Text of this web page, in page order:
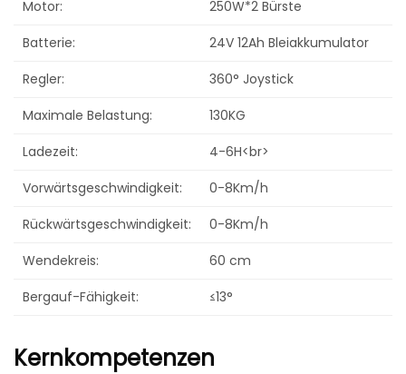
Motor:
250W*2 Bürste
Batterie:
24V 12Ah Bleiakkumulator
Regler:
360° Joystick
Maximale Belastung:
130KG
Ladezeit:
4-6H<br>
Vorwärtsgeschwindigkeit:
0-8Km/h
Rückwärtsgeschwindigkeit:
0-8Km/h
Wendekreis:
60 cm
Bergauf-Fähigkeit:
≤13°
Kernkompetenzen